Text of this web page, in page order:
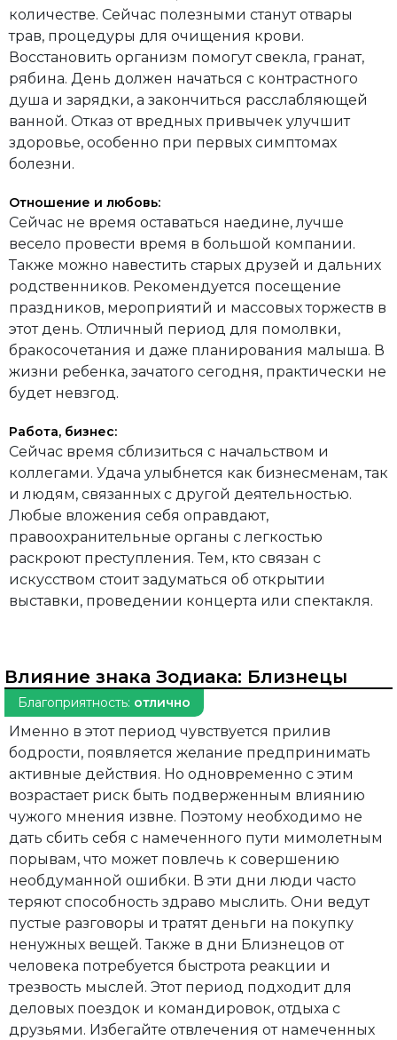
количестве. Сейчас полезными станут отвары
трав, процедуры для очищения крови.
Восстановить организм помогут свекла, гранат,
рябина. День должен начаться с контрастного
душа и зарядки, а закончиться расслабляющей
ванной. Отказ от вредных привычек улучшит
здоровье, особенно при первых симптомах
болезни.
Отношение и любовь:
Сейчас не время оставаться наедине, лучше
весело провести время в большой компании.
Также можно навестить старых друзей и дальних
родственников. Рекомендуется посещение
праздников, мероприятий и массовых торжеств в
этот день. Отличный период для помолвки,
бракосочетания и даже планирования малыша. В
жизни ребенка, зачатого сегодня, практически не
будет невзгод.
Работа, бизнес:
Сейчас время сблизиться с начальством и
коллегами. Удача улыбнется как бизнесменам, так
и людям, связанных с другой деятельностью.
Любые вложения себя оправдают,
правоохранительные органы с легкостью
раскроют преступления. Тем, кто связан с
искусством стоит задуматься об открытии
выставки, проведении концерта или спектакля.
Влияние знака Зодиака: Близнецы
Благоприятность: отлично
Именно в этот период чувствуется прилив
бодрости, появляется желание предпринимать
активные действия. Но одновременно с этим
возрастает риск быть подверженным влиянию
чужого мнения извне. Поэтому необходимо не
дать сбить себя с намеченного пути мимолетным
порывам, что может повлечь к совершению
необдуманной ошибки. В эти дни люди часто
теряют способность здраво мыслить. Они ведут
пустые разговоры и тратят деньги на покупку
ненужных вещей. Также в дни Близнецов от
человека потребуется быстрота реакции и
трезвость мыслей. Этот период подходит для
деловых поездок и командировок, отдыха с
друзьями. Избегайте отвлечения от намеченных